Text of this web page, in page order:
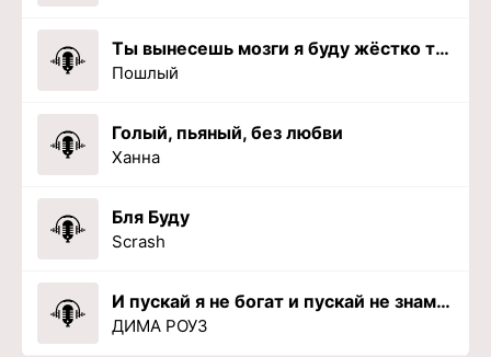
Ты вынесешь мозги я буду жёстко тупить
Пошлый
Голый, пьяный, без любви
Ханна
Бля Буду
Scrash
И пускай я не богат и пускай не знаменит
ДИМА РОУЗ